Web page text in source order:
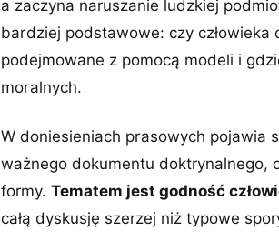
a zaczyna naruszanie ludzkiej
bardziej podstawowe: czy
podejmowane z pomocą modeli i
moralnych.
W doniesieniach prasowych pojawia
ważnego dokumentu doktrynalnego,
formy. Tematem jest godność
całą dyskusję szerzej niż typowe